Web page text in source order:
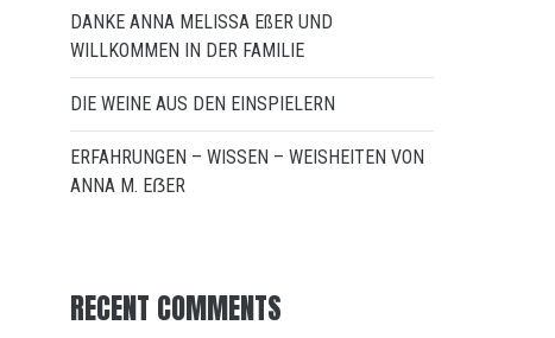
DANKE ANNA MELISSA EßER UND
WILLKOMMEN IN DER FAMILIE
DIE WEINE AUS DEN EINSPIELERN
ERFAHRUNGEN – WISSEN – WEISHEITEN VON
ANNA M. EẞER
RECENT COMMENTS